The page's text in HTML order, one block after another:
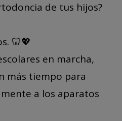
de tus hijos?
🦷💖
en marcha,
más tiempo para
a los aparatos